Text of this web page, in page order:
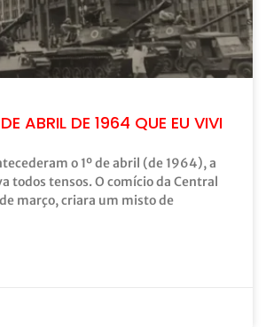
ABRIL DE 1964 QUE EU VIVI
o 1º de abril (de 1964), a
todos tensos. O comício da Central
março, criara um misto de